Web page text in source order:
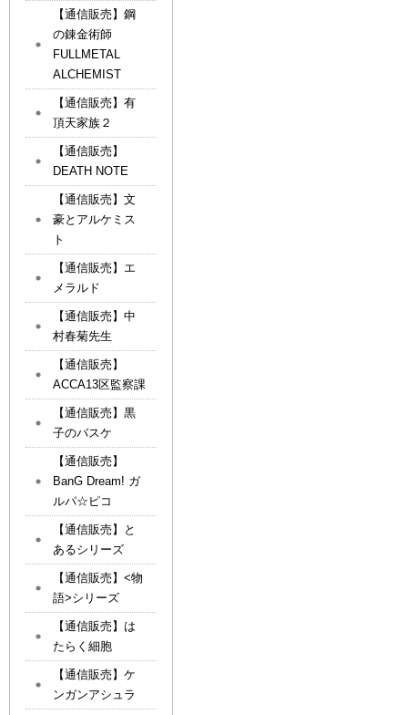
【通信販売】鋼
の錬金術師
FULLMETAL
ALCHEMIST
【通信販売】有
頂天家族２
【通信販売】
DEATH NOTE
【通信販売】文
豪とアルケミス
ト
【通信販売】エ
メラルド
【通信販売】中
村春菊先生
【通信販売】
ACCA13区監察課
【通信販売】黒
子のバスケ
【通信販売】
BanG Dream! ガ
ルパ☆ピコ
【通信販売】と
あるシリーズ
【通信販売】<物
語>シリーズ
【通信販売】は
たらく細胞
【通信販売】ケ
ンガンアシュラ